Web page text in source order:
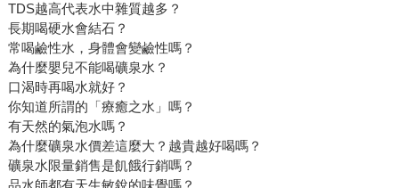
TDS越高代表水中雜質越多？
長期喝硬水會結石？
常喝鹼性水，身體會變鹼性嗎？
為什麼嬰兒不能喝礦泉水？
口渴時再喝水就好？
你知道所謂的「療癒之水」嗎？
有天然的氣泡水嗎？
為什麼礦泉水價差這麼大？越貴越好喝嗎？
礦泉水限量銷售是飢餓行銷嗎？
品水師都有天生敏銳的味覺嗎？